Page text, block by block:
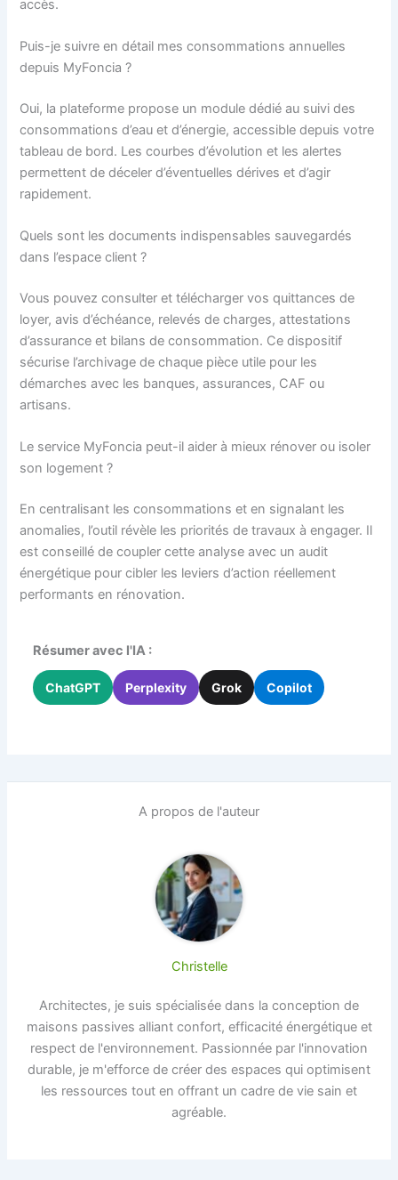
accès.
Puis-je suivre en détail mes consommations annuelles
depuis MyFoncia ?
Oui, la plateforme propose un module dédié au suivi des
consommations d’eau et d’énergie, accessible depuis votre
tableau de bord. Les courbes d’évolution et les alertes
permettent de déceler d’éventuelles dérives et d’agir
rapidement.
Quels sont les documents indispensables sauvegardés
dans l’espace client ?
Vous pouvez consulter et télécharger vos quittances de
loyer, avis d’échéance, relevés de charges, attestations
d’assurance et bilans de consommation. Ce dispositif
sécurise l’archivage de chaque pièce utile pour les
démarches avec les banques, assurances, CAF ou
artisans.
Le service MyFoncia peut-il aider à mieux rénover ou isoler
son logement ?
En centralisant les consommations et en signalant les
anomalies, l’outil révèle les priorités de travaux à engager. Il
est conseillé de coupler cette analyse avec un audit
énergétique pour cibler les leviers d’action réellement
performants en rénovation.
Résumer avec l'IA :
ChatGPT Perplexity Grok Copilot
A propos de l'auteur
Christelle
Architectes, je suis spécialisée dans la conception de
maisons passives alliant confort, efficacité énergétique et
respect de l'environnement. Passionnée par l'innovation
durable, je m'efforce de créer des espaces qui optimisent
les ressources tout en offrant un cadre de vie sain et
agréable.